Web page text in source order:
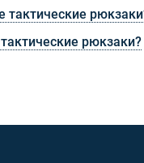
рюкзаки?